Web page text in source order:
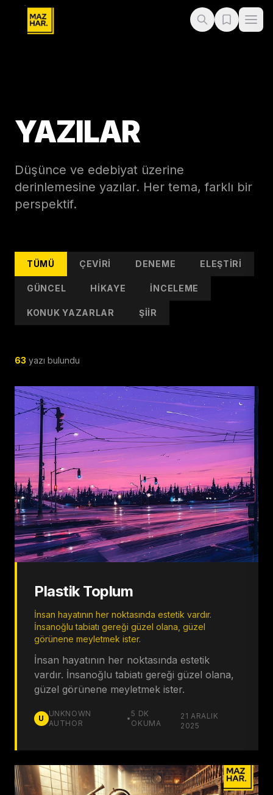
YAZILAR
Düşünce ve edebiyat üzerine
derinlemesine yazılar. Her tema, farklı bir
perspektif.
TÜMÜ ÇEVIRI DENEME ELEŞTIRI
GÜNCEL HIKAYE İNCELEME
KONUK YAZARLAR ŞIIR
63 yazı bulundu
Plastik Toplum
İnsan hayatının her noktasında estetik vardır.
İnsanoğlu tabiatı gereği güzel olana, güzel
görünene meyletmek ister.
İnsan hayatının her noktasında estetik
vardır. İnsanoğlu tabiatı gereği güzel olana,
güzel görünene meyletmek ister.
U
UNKNOWN
AUTHOR
•
5 DK
OKUMA
21 ARALIK
2025